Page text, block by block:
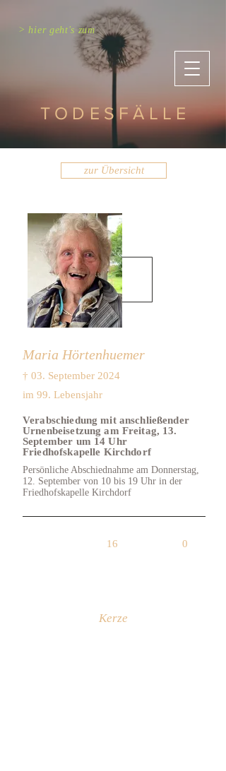
> hier geht's zum
TODESFÄLLE
zur Übersicht
im 99. Lebensjahr
† 03. September 2024
Maria Hörtenhuemer
Verabschiedung mit anschließender
Urnenbeisetzung am Freitag, 13.
September um 14 Uhr
Friedhofskapelle Kirchdorf
Persönliche Abschiednahme am Donnerstag,
12. September von 10 bis 19 Uhr in der
Friedhofskapelle Kirchdorf
16 0
Kerze